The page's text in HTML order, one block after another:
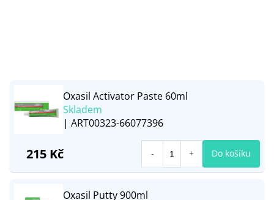
Oxasil Activator Paste 60ml
Skladem
| ART00323-66077396
215 Kč Do košíku
Oxasil Putty 900ml